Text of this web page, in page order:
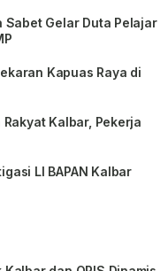
Sabet Gelar Duta Pelajar
Kapuas Raya di
Kalbar, Pekerja
LI BAPAN Kalbar